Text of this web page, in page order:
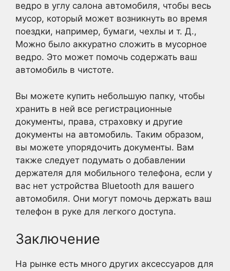
ведро в углу салона автомобиля, чтобы весь
мусор, который может возникнуть во время
поездки, например, бумаги, чехлы и т. Д.,
Можно было аккуратно сложить в мусорное
ведро. Это может помочь содержать ваш
автомобиль в чистоте.
Вы можете купить небольшую папку, чтобы
хранить в ней все регистрационные
документы, права, страховку и другие
документы на автомобиль. Таким образом,
вы можете упорядочить документы. Вам
также следует подумать о добавлении
держателя для мобильного телефона, если у
вас нет устройства Bluetooth для вашего
автомобиля. Они могут помочь держать ваш
телефон в руке для легкого доступа.
Заключение
На рынке есть много других аксессуаров для